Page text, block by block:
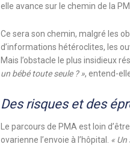
elle avance sur le chemin de la
Ce sera son chemin, malgré les
d’informations hétéroclites, les
Mais l’obstacle le plus insidieux
un bébé toute seule ? », entend-
Des risques et des
Le parcours de PMA est loin
ovarienne l’envoie à l’hôpital. «